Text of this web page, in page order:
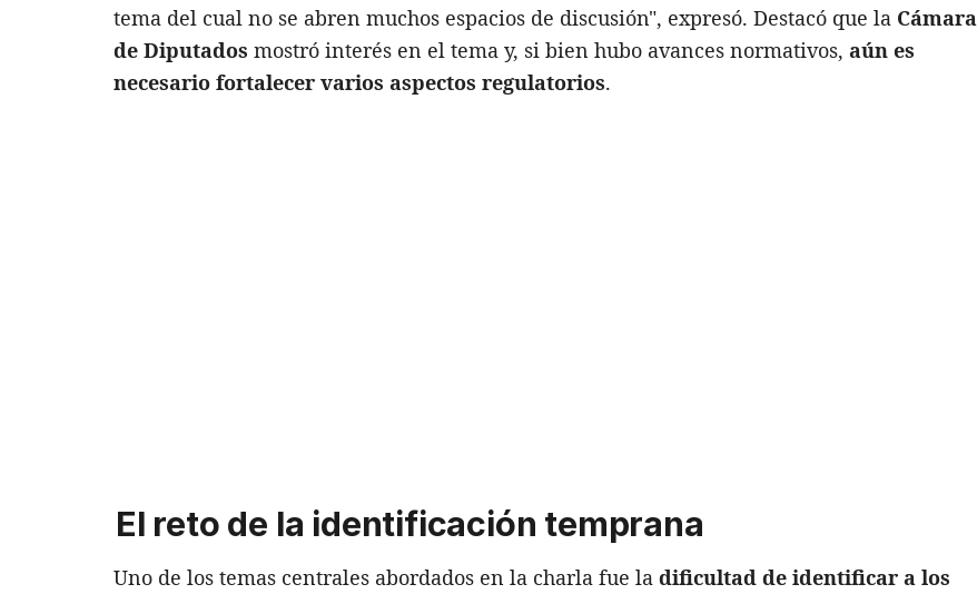
tema del cual no se abren muchos espacios de discusión", expresó. Destacó que la Cámara
de Diputados mostró interés en el tema y, si bien hubo avances normativos, aún es
necesario fortalecer varios aspectos regulatorios.
El reto de la identificación temprana
Uno de los temas centrales abordados en la charla fue la dificultad de identificar a los